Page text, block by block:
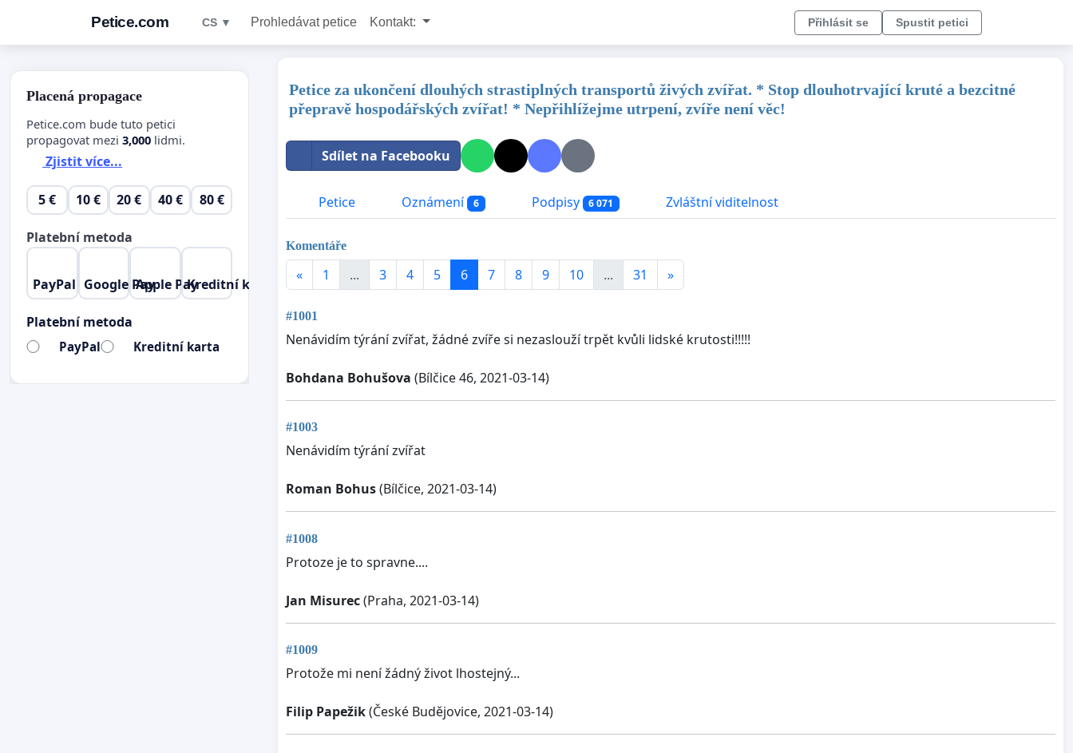
Petice.com CS ▼ Prohledávat petice Kontakt: Přihlásit se Spustit petici
Petice za ukončení dlouhých strastiplných transportů živých zvířat. * Stop dlouhotrvající kruté a bezcitné
přepravě hospodářských zvířat! * Nepřihlížejme utrpení, zvíře není věc!
Sdílet na Facebooku
Petice Oznámení 6 Podpisy 6 071 Zvláštní viditelnost
Komentáře
« 1 ... 3 4 5 6 7 8 9 10 ... 31 »
#1001
Nenávidím týrání zvířat, žádné zvíře si nezaslouží trpět kvůli lidské krutosti!!!!!
Bohdana Bohušova (Bílčice 46, 2021-03-14)
#1003
Nenávidím týrání zvířat
Roman Bohus(Bílčice, 2021-03-14)
#1008
Protoze je to spravne....
Jan Misurec(Praha, 2021-03-14)
#1009
Protože mi není žádný život lhostejný...
Filip Papežik(České Budějovice, 2021-03-14)
Placená propagace
Petice.com bude tuto petici
propagovat mezi 3,000 lidmi.
Zjistit více...
5 € 10 € 20 € 40 € 80 €
Platební metoda
PayPal Google PayApple PayKreditní karta
Platební metoda
PayPal Kreditní karta